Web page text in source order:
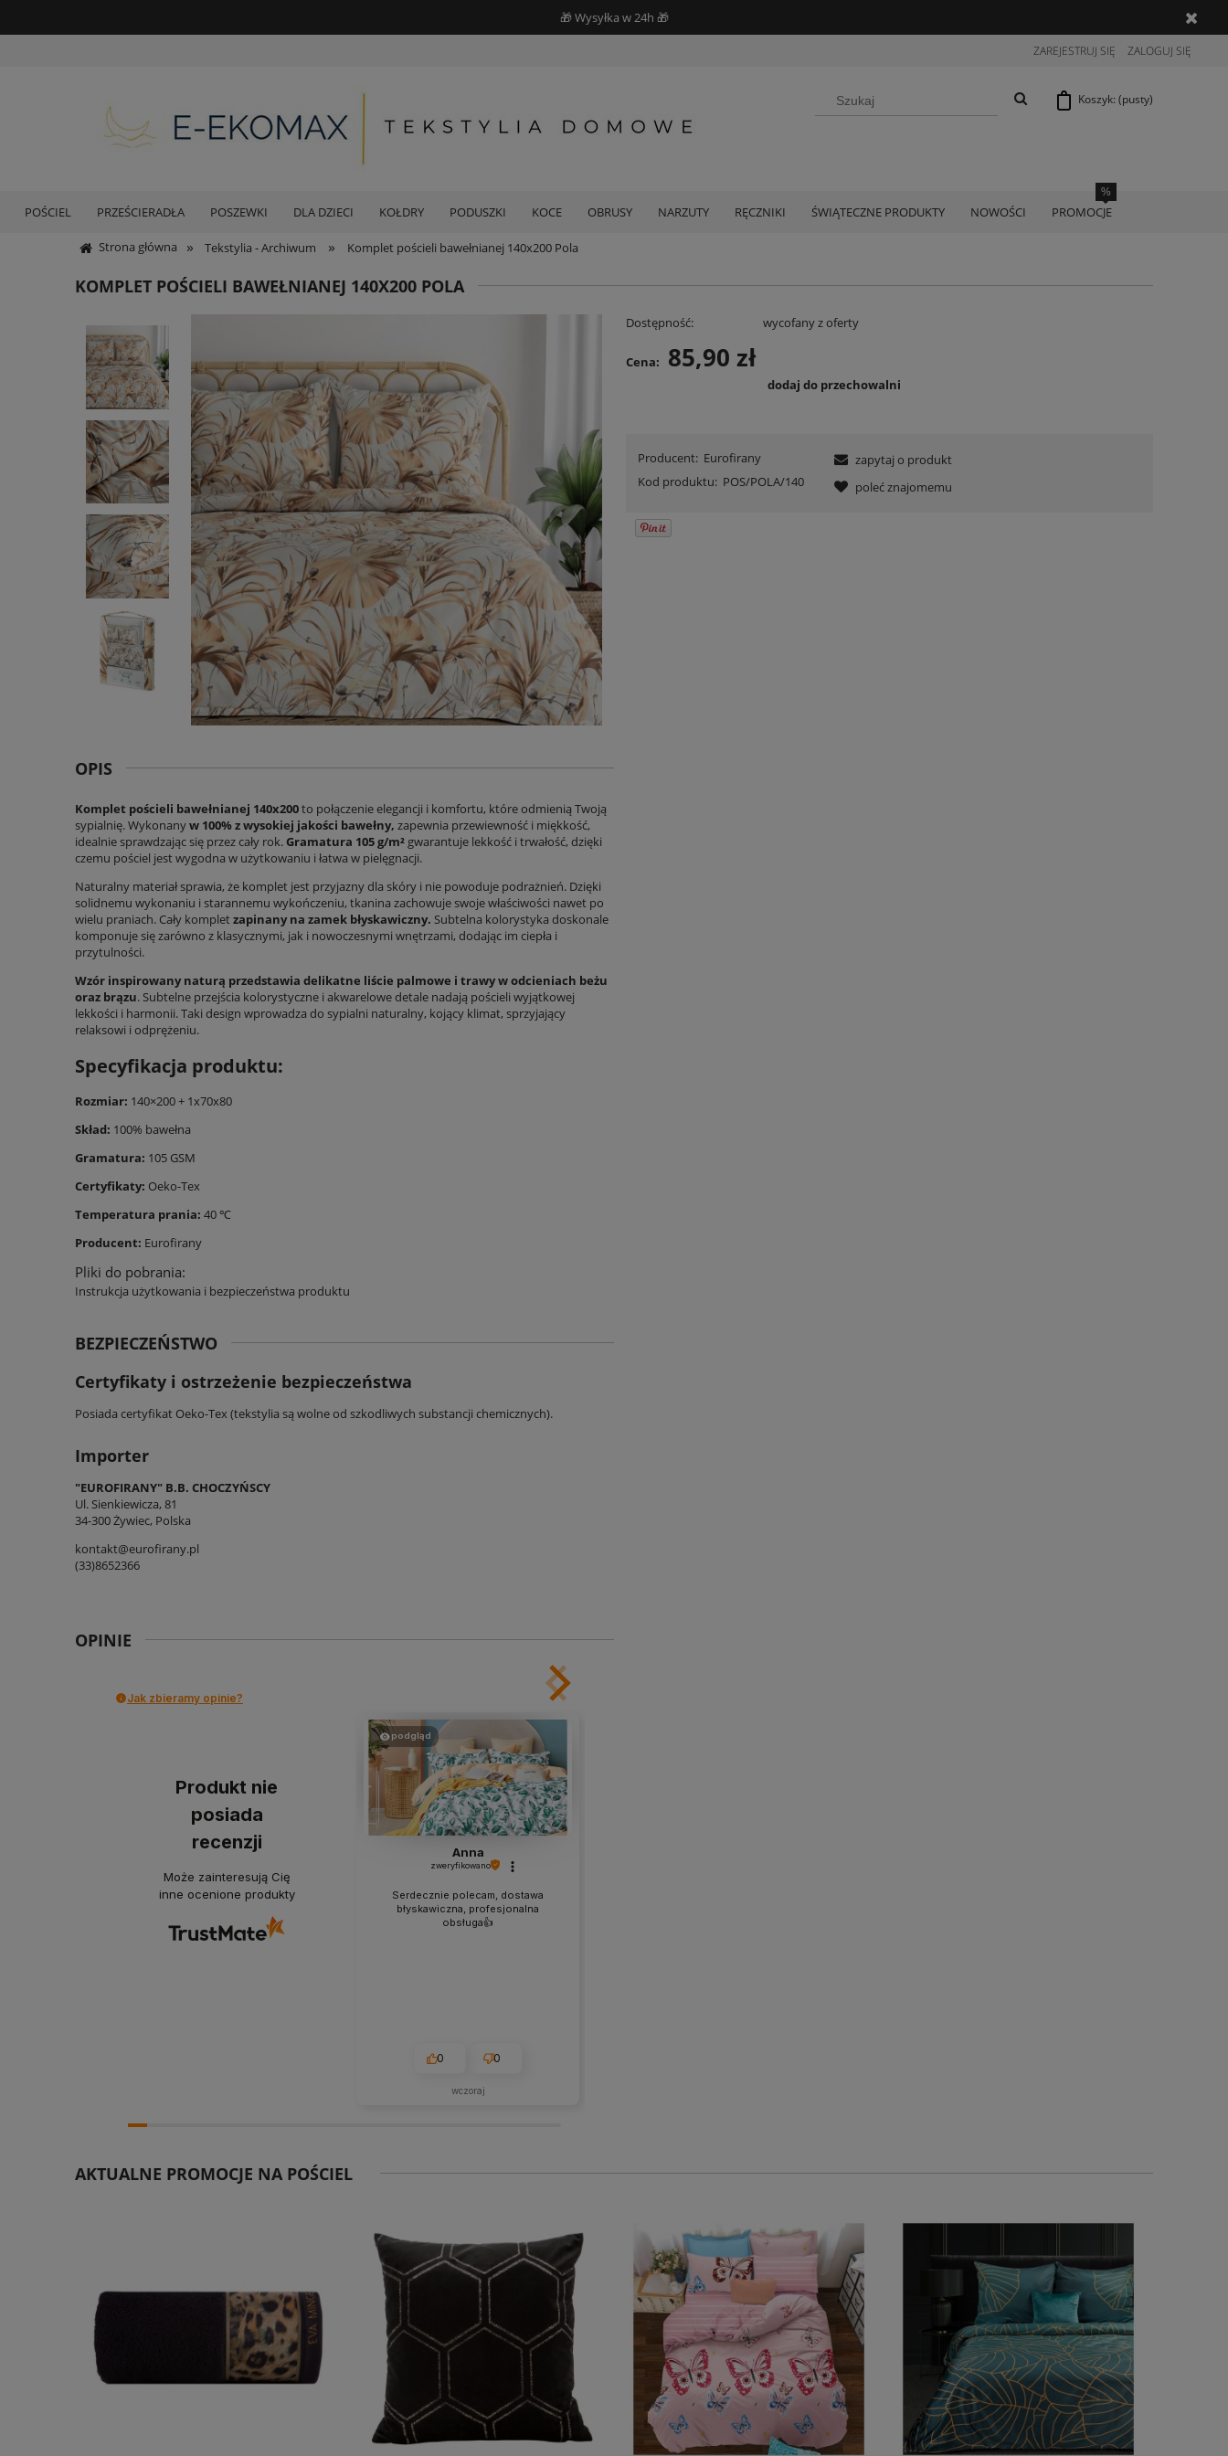
🎁 Wysyłka w 24h 🎁
ZAREJESTRUJ SIĘ ZALOGUJ SIĘ
Koszyk: (pusty)
POŚCIEL PRZEŚCIERADŁA POSZEWKI DLA DZIECI KOŁDRY PODUSZKI KOCE OBRUSY NARZUTY RĘCZNIKI ŚWIĄTECZNE PRODUKTY NOWOŚCI PROMOCJE
Strona główna » Tekstylia - Archiwum » Komplet pościeli bawełnianej 140x200 Pola
KOMPLET POŚCIELI BAWEŁNIANEJ 140X200 POLA
Dostępność: wycofany z oferty
Cena: 85,90 zł
dodaj do przechowalni
Producent: Eurofirany
Kod produktu: POS/POLA/140
zapytaj o produkt
poleć znajomemu
OPIS
Komplet pościeli bawełnianej 140x200to połączenie elegancji i komfortu, które odmienią Twoją
sypialnię. Wykonanyw 100% z wysokiej jakości bawełny, zapewnia przewiewność i miękkość,
idealnie sprawdzając się przez cały rok.Gramatura 105 g/m² gwarantuje lekkość i trwałość, dzięki
czemu pościel jest wygodna w użytkowaniu i łatwa w pielęgnacji.
Naturalny materiał sprawia, że komplet jest przyjazny dla skóry i nie powoduje podrażnień. Dzięki
solidnemu wykonaniu i starannemu wykończeniu, tkanina zachowuje swoje właściwości nawet po
wielu praniach. Cały kompletzapinany na zamek błyskawiczny. Subtelna kolorystyka doskonale
komponuje się zarówno z klasycznymi, jak i nowoczesnymi wnętrzami, dodając im ciepła i
przytulności.
Wzór inspirowany naturą przedstawia delikatne liście palmowe i trawy w odcieniach beżu
oraz brązu. Subtelne przejścia kolorystyczne i akwarelowe detale nadają pościeli wyjątkowej
lekkości i harmonii. Taki design wprowadza do sypialni naturalny, kojący klimat, sprzyjający
relaksowi i odprężeniu.
Specyfikacja produktu:
Rozmiar: 140×200 + 1x70x80
Skład: 100% bawełna
Gramatura: 105 GSM
Certyfikaty: Oeko-Tex
Temperatura prania: 40 ℃
Producent: Eurofirany
Pliki do pobrania:
Instrukcja użytkowania i bezpieczeństwa produktu
BEZPIECZEŃSTWO
Certyfikaty i ostrzeżenie bezpieczeństwa
Posiada certyfikat Oeko-Tex (tekstylia są wolne od szkodliwych substancji chemicznych).
Importer
"EUROFIRANY" B.B. CHOCZYŃSCY
Ul. Sienkiewicza, 81
34-300 Żywiec, Polska
kontakt@eurofirany.pl
(33)8652366
OPINIE
Jak zbieramy opinie?
Produkt nie
posiada
recenzji
Może zainteresują Cię
inne ocenione produkty
podgląd
Anna
zweryfikowano
Serdecznie polecam, dostawa
błyskawiczna, profesjonalna
obsługa👍️
0 0
wczoraj
AKTUALNE PROMOCJE NA POŚCIEL